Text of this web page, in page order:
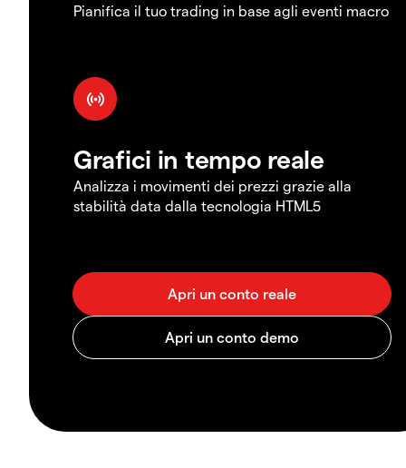
Pianifica il tuo trading in base agli eventi macro
Grafici in tempo reale
Analizza i movimenti dei prezzi grazie alla
stabilità data dalla tecnologia HTML5